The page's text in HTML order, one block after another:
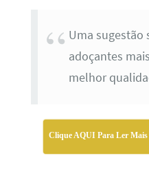
Uma sugestão
adoçantes
melhor
Clique AQUI Para Ler